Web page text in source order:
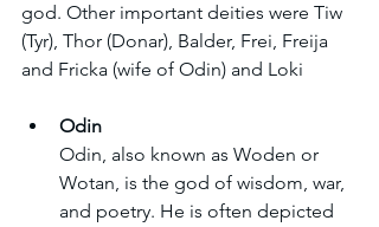
god. Other important deities were Tiw
(Tyr), Thor (Donar), Balder, Frei, Freija
and Fricka (wife of Odin) and Loki
Odin
Odin, also known as Woden or
Wotan, is the god of wisdom, war,
and poetry. He is often depicted